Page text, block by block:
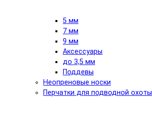
5 мм
7 мм
9 мм
Аксессуары
до 3,5 мм
Поддевы
Неопреновые носки
Перчатки для подводной охоты